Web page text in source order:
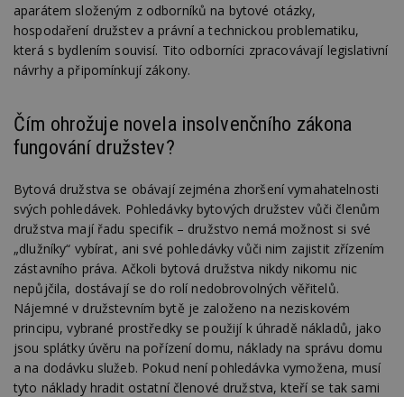
aparátem složeným z odborníků na bytové otázky,
hospodaření družstev a právní a technickou problematiku,
která s bydlením souvisí. Tito odborníci zpracovávají legislativní
návrhy a připomínkují zákony.
Čím ohrožuje novela insolvenčního zákona
fungování družstev?
Bytová družstva se obávají zejména zhoršení vymahatelnosti
svých pohledávek. Pohledávky bytových družstev vůči členům
družstva mají řadu specifik – družstvo nemá možnost si své
„dlužníky“ vybírat, ani své pohledávky vůči nim zajistit zřízením
zástavního práva. Ačkoli bytová družstva nikdy nikomu nic
nepůjčila, dostávají se do rolí nedobrovolných věřitelů.
Nájemné v družstevním bytě je založeno na neziskovém
principu, vybrané prostředky se použijí k úhradě nákladů, jako
jsou splátky úvěru na pořízení domu, náklady na správu domu
a na dodávku služeb. Pokud není pohledávka vymožena, musí
tyto náklady hradit ostatní členové družstva, kteří se tak sami